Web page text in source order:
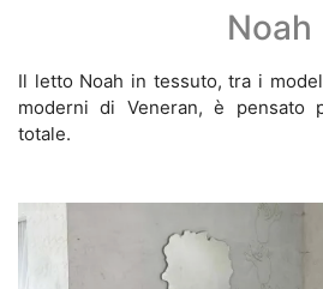
Noah
Il letto Noah in tessuto, tra i
moderni di Veneran, è pensato
totale.